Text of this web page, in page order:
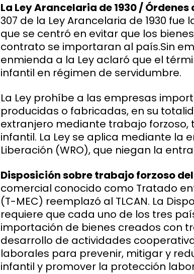
La Ley Arancelaria de 1930 /
307 de la Ley Arancelaria de 1930 fue
que se centró en evitar que los
contrato se importaran al país.Sin
enmienda a la Ley aclaró que el
infantil en régimen de servidumbre.
La Ley prohíbe a las empresas
producidas o fabricadas, en su
extranjero mediante trabajo
infantil. La Ley se aplica mediante la
Liberación (WRO), que niegan la
Disposición sobre trabajo forzoso del
comercial conocido como Tratado
(T-MEC) reemplazó al TLCAN. La
requiere que cada uno de los tres
importación de bienes creados con
desarrollo de actividades
laborales para prevenir, mitigar y
infantil y promover la protección